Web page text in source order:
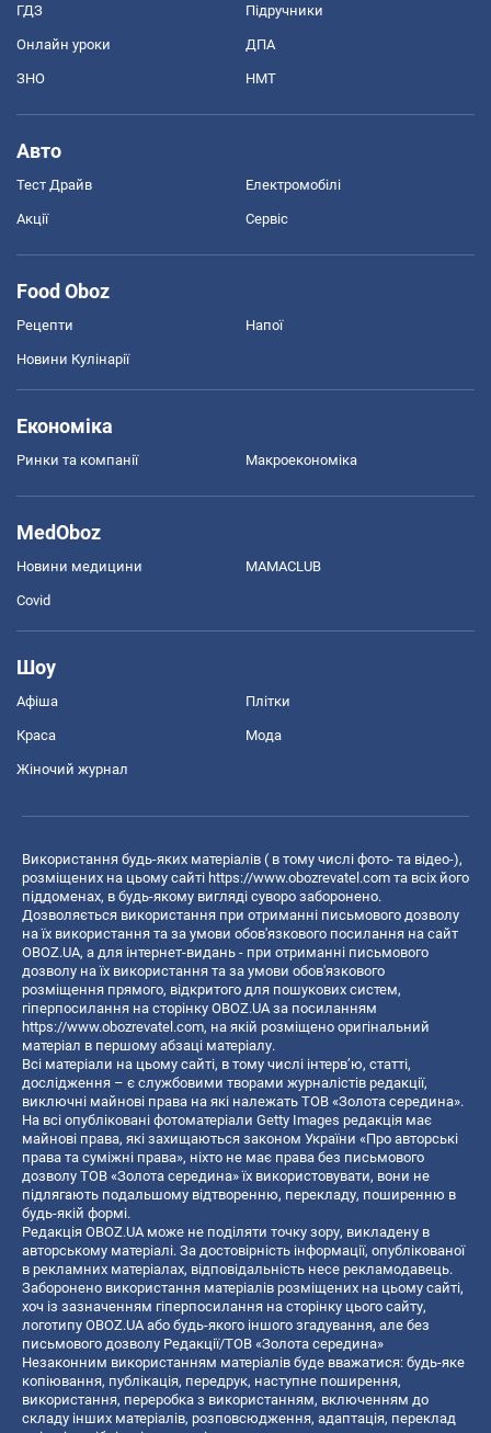
ГДЗ Підручники
Онлайн уроки ДПА
ЗНО НМТ
Авто
Тест Драйв Електромобілі
Акції Сервіс
Food Oboz
Рецепти Напої
Новини Кулінарії
Економіка
Ринки та компанії Макроекономіка
MedOboz
Новини медицини MAMACLUB
Covid
Шоу
Афіша Плітки
Краса Мода
Жіночий журнал
Використання будь-яких матеріалів ( в тому числі фото- та відео-),
розміщених на цьому сайті https://www.obozrevatel.com та всіх його
піддоменах, в будь-якому вигляді суворо заборонено.
Дозволяється використання при отриманні письмового дозволу
на їх використання та за умови обов'язкового посилання на сайт
OBOZ.UA, а для інтернет-видань - при отриманні письмового
дозволу на їх використання та за умови обов'язкового
розміщення прямого, відкритого для пошукових систем,
гіперпосилання на сторінку OBOZ.UA за посиланням
https://www.obozrevatel.com, на якій розміщено оригінальний
матеріал в першому абзаці матеріалу.
Всі матеріали на цьому сайті, в тому числі інтерв’ю, статті,
дослідження – є службовими творами журналістів редакції,
виключні майнові права на які належать ТОВ «Золота середина».
На всі опубліковані фотоматеріали Getty Images редакція має
майнові права, які захищаються законом України «Про авторські
права та суміжні права», ніхто не має права без письмового
дозволу ТОВ «Золота середина» їх використовувати, вони не
підлягають подальшому відтворенню, перекладу, поширенню в
будь-якій формі.
Редакція OBOZ.UA може не поділяти точку зору, викладену в
авторському матеріалі. За достовірність інформації, опублікованої
в рекламних матеріалах, відповідальність несе рекламодавець.
Заборонено використання матеріалів розміщених на цьому сайті,
хоч із зазначенням гіперпосилання на сторінку цього сайту,
логотипу OBOZ.UA або будь-якого іншого згадування, але без
письмового дозволу Редакції/ТОВ «Золота середина»
Незаконним використанням матеріалів буде вважатися: будь-яке
копiювання, публiкацiя, передрук, наступне поширення,
використання, переробка з використанням, включенням до
складу інших матеріалів, розповсюдження, адаптація, переклад